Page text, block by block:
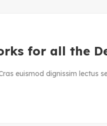
for all the
euismod dignissim lectus